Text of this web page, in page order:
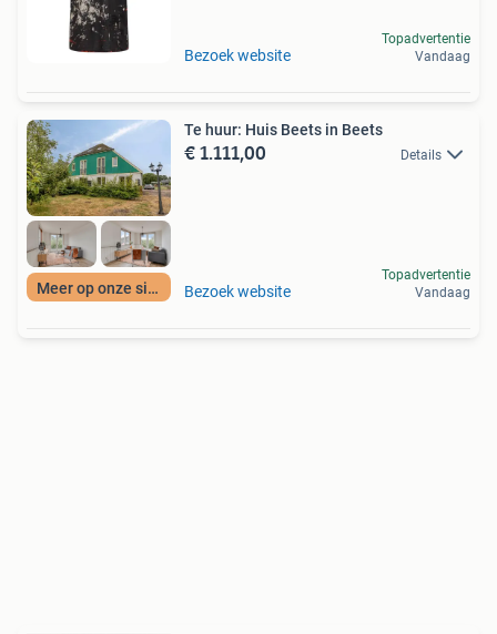
Bezoek website
Topadvertentie
Vandaag
Meer op onze site
Te huur: Huis Beets in Beets
€ 1.111,00 Details
Bezoek website
Topadvertentie
Vandaag